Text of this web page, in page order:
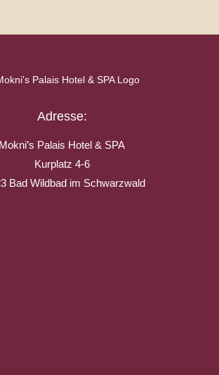
Adresse:
Mokni’s Palais Hotel & SPA
Kurplatz 4-6
Bad Wildbad im Schwarzwald